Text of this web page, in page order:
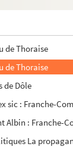
du Grand
: Haute-Saône
de Thoraise
de Thoraise
de Dôle
sic : Franche-
Albin : Franche-
La